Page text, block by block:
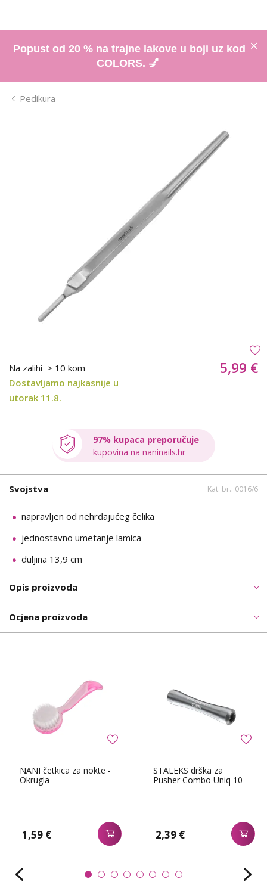
Popust od 20 % na trajne lakove u boji uz kod
COLORS. 💅
Pedikura
Na zalihi > 10 kom
Dostavljamo najkasnije u
utorak 11.8.
5,99 €
97% kupaca preporučuje
kupovina na naninails.hr
Svojstva Kat. br.: 0016/6
napravljen od nehrđajućeg čelika
jednostavno umetanje lamica
duljina 13,9 cm
Opis proizvoda
Ocjena proizvoda
NANI četkica za nokte -
Okrugla
1,59 €
STALEKS drška za
Pusher Combo Uniq 10
2,39 €